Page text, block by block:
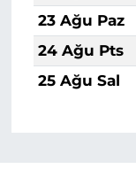
23 Ağu Paz
24 Ağu Pts
25 Ağu Sal